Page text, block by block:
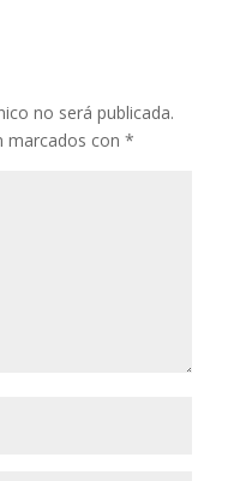
no será publicada.
marcados con *